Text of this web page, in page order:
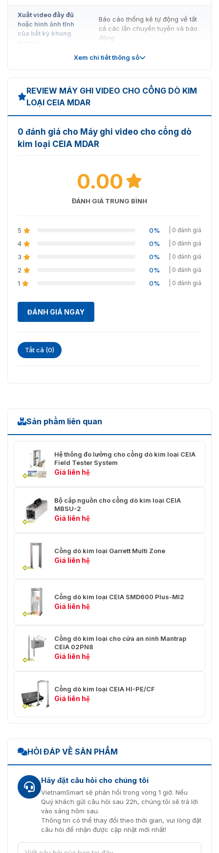
Xuất video đầy đủ
hoặc hình ảnh tĩnh
của bất kỳ khung
Báo cáo thống kê tự động về tất
cả các lần chuyển tuyến và báo
động
Linux
Xem chi tiết thông số
REVIEW MÁY GHI VIDEO CHO CỔNG DÒ KIM
LOẠI CEIA MDAR
0 đánh giá cho Máy ghi video cho cổng dò
kim loại CEIA MDAR
0.00
ĐÁNH GIÁ TRUNG BÌNH
5 0% | 0 đánh giá
4 0% | 0 đánh giá
3 0% | 0 đánh giá
2 0% | 0 đánh giá
1 0% | 0 đánh giá
ĐÁNH GIÁ NGAY
Tất cả (0)
Sản phẩm liên quan
Hệ thống đo lường cho cổng dò kim loại CEIA
Field Tester System
Giá liên hệ
Bộ cấp nguồn cho cổng dò kim loại CEIA
MBSU-2
Giá liên hệ
Cổng dò kim loại Garrett Multi Zone
Giá liên hệ
Cổng dò kim loại CEIA SMD600 Plus-MI2
Giá liên hệ
Cổng dò kim loại cho cửa an ninh Mantrap
CEIA 02PN8
Giá liên hệ
Cổng dò kim loại CEIA HI-PE/CF
Giá liên hệ
HỎI ĐÁP VỀ SẢN PHẨM
Hãy đặt câu hỏi cho chúng tôi
VietnamSmart sẽ phản hồi trong vòng 1 giờ. Nếu
Quý khách gửi câu hỏi sau 22h, chúng tôi sẽ trả lời
vào sáng hôm sau.
Thông tin có thể thay đổi theo thời gian, vui lòng đặt
câu hỏi để nhận được cập nhật mới nhất!